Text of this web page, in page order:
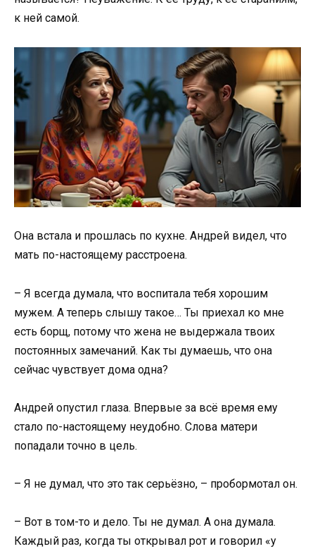
к ней самой.
Она встала и прошлась по кухне. Андрей видел, что
мать по-настоящему расстроена.
– Я всегда думала, что воспитала тебя хорошим
мужем. А теперь слышу такое… Ты приехал ко мне
есть борщ, потому что жена не выдержала твоих
постоянных замечаний. Как ты думаешь, что она
сейчас чувствует дома одна?
Андрей опустил глаза. Впервые за всё время ему
стало по-настоящему неудобно. Слова матери
попадали точно в цель.
– Я не думал, что это так серьёзно, – пробормотал он.
– Вот в том-то и дело. Ты не думал. А она думала.
Каждый раз, когда ты открывал рот и говорил «у